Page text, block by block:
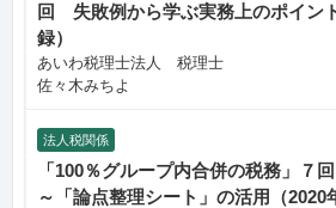
回 失敗例から学ぶ実務上のポイン
録）
あいわ税理士法人 税理士
佐々木みちよ
法人税関係
「100％グループ内合併の税務」７
～「論点整理シート」の活用（2020